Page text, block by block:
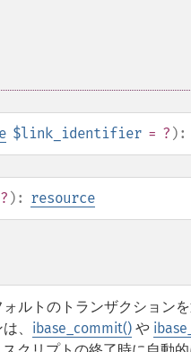
$link_identifier = ? ):
): resource
ルトのトランザクションを
、 ibase_commit() や